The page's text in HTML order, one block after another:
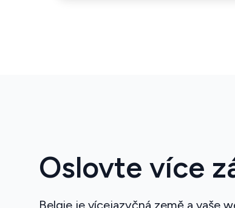
Oslovte více
Belgie je vícejazyčná země a vaše